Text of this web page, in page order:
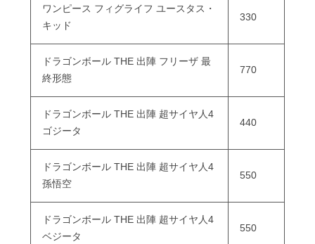
ワンピース フィグライフ ユースタス・
キッド
330
ドラゴンボール THE 出陣 フリーザ 最
終形態
770
ドラゴンボール THE 出陣 超サイヤ人4
ゴジータ
440
ドラゴンボール THE 出陣 超サイヤ人4
孫悟空
550
ドラゴンボール THE 出陣 超サイヤ人4
ベジータ
550